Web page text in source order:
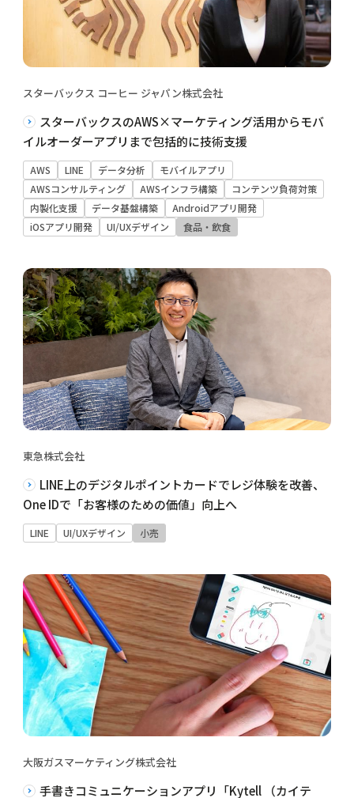
スターバックス コーヒー ジャパン株式会社
スターバックスのAWS×マーケティング活用からモバ
イルオーダーアプリまで包括的に技術支援
AWS LINE データ分析
モバイルアプリ
AWSコンサルティング
AWSインフラ構築
コンテンツ負荷対策
内製化支援
データ基盤構築
Androidアプリ開発
iOSアプリ開発
UI/UXデザイン 食品・飲食
東急株式会社
LINE上のデジタルポイントカードでレジ体験を改善、
One IDで「お客様のための価値」向上へ
LINE UI/UXデザイン 小売
大阪ガスマーケティング株式会社
手書きコミュニケーションアプリ「Kytell （カイテ